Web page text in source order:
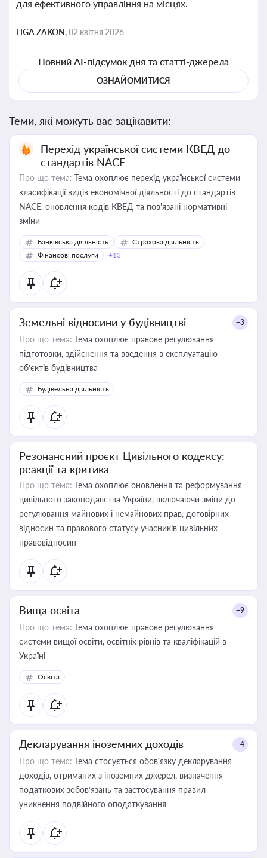
для ефективного управління на місцях.
LIGA ZAKON,02 квітня 2026
Повний AI-підсумок дня та статті-джерела
ОЗНАЙОМИТИСЯ
Теми, які можуть вас зацікавити:
Перехід української системи КВЕД до
стандартів NACE
Про що тема: Тема охоплює перехід української системи
класифікації видів економічної діяльності до стандартів
NACE, оновлення кодів КВЕД та пов'язані нормативні
зміни
Банківська діяльність
Страхова діяльність
Фінансові послуги
+13
Земельні відносини у будівництві +3
Про що тема: Тема охоплює правове регулювання
підготовки, здійснення та введення в експлуатацію
об’єктів будівництва
Будівельна діяльність
Резонансний проєкт Цивільного кодексу:
реакції та критика
Про що тема: Тема охоплює оновлення та реформування
цивільного законодавства України, включаючи зміни до
регулювання майнових і немайнових прав, договірних
відносин та правового статусу учасників цивільних
правовідносин
Вища освіта +9
Про що тема: Тема охоплює правове регулювання
системи вищої освіти, освітніх рівнів та кваліфікацій в
Україні
Освіта
Декларування іноземних доходів +4
Про що тема: Тема стосується обов’язку декларування
доходів, отриманих з іноземних джерел, визначення
податкових зобов’язань та застосування правил
уникнення подвійного оподаткування